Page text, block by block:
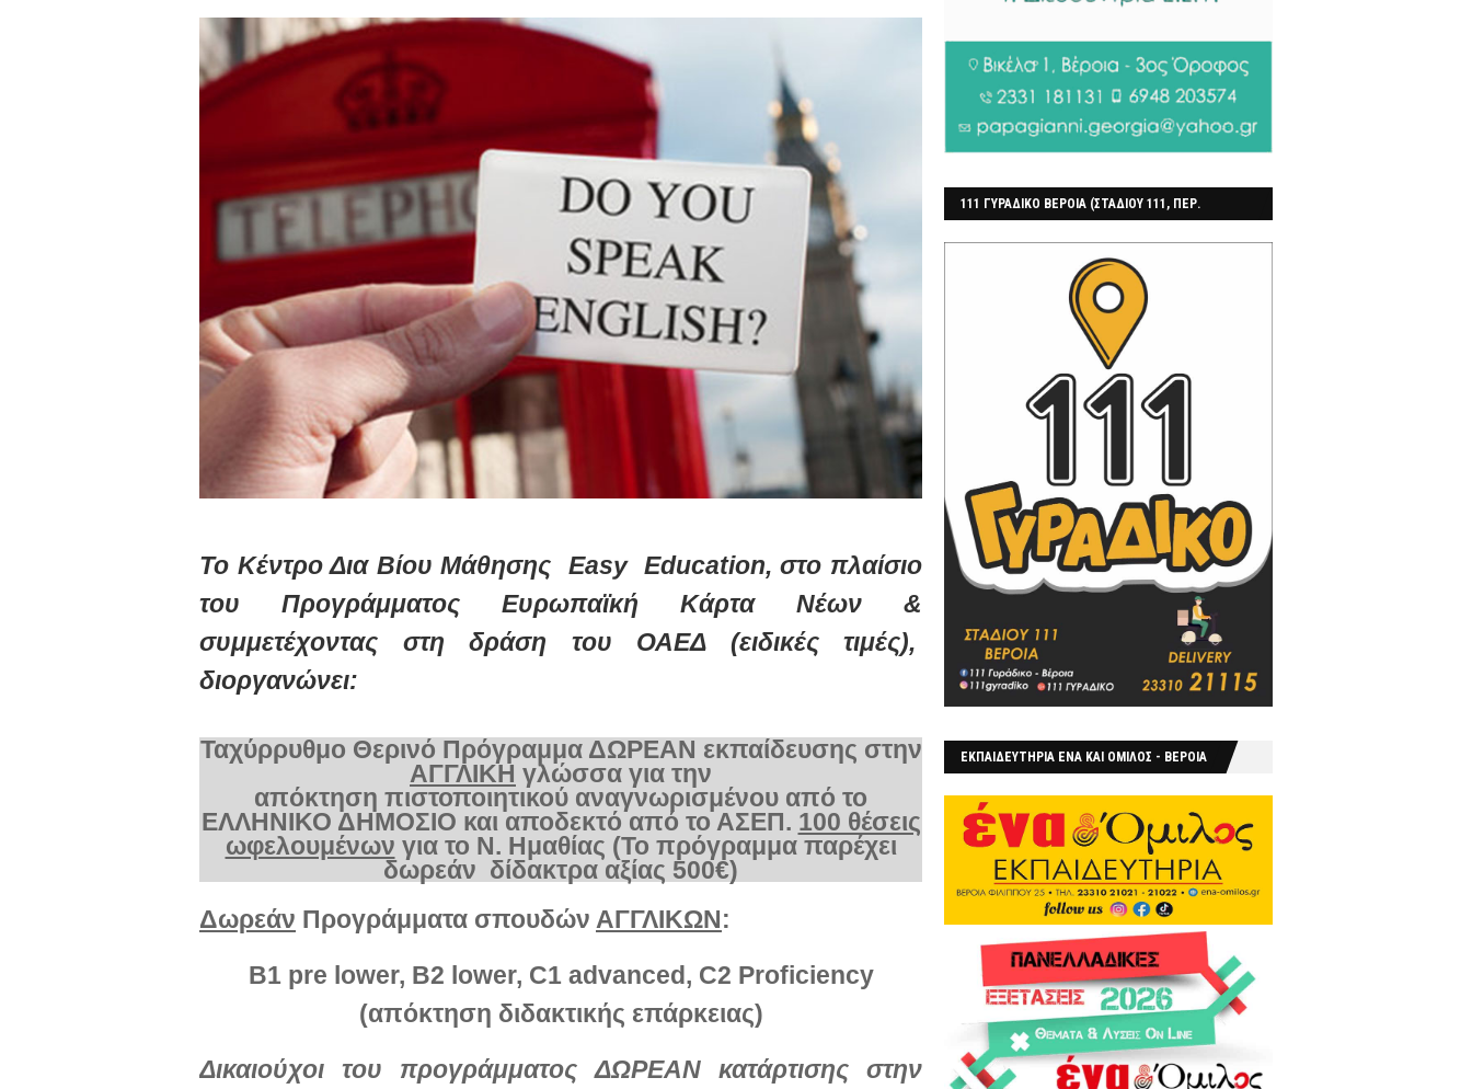
Το Κέντρο Δια Βίου Μάθησης Easy Education, στο πλαίσιο
του Προγράμματος Ευρωπαϊκή Κάρτα Νέων &
συμμετέχοντας στη δράση του ΟΑΕΔ (ειδικές τιμές),
διοργανώνει:
Ταχύρρυθμο Θερινό Πρόγραμμα ΔΩΡΕΑΝ εκπαίδευσης στην
ΑΓΓΛΙΚΗ γλώσσα για την
απόκτηση πιστοποιητικού αναγνωρισμένου από το
ΕΛΛΗΝΙΚΟ ΔΗΜΟΣΙΟ και αποδεκτό από το ΑΣΕΠ. 100 θέσεις
ωφελουμένων για το Ν. Ημαθίας (Το πρόγραμμα παρέχει
δωρεάν δίδακτρα αξίας 500€)
Δωρεάν Προγράμματα σπουδών ΑΓΓΛΙΚΩΝ:
Β1 pre lower, B2 lower, C1 advanced, C2 Proficiency
(απόκτηση διδακτικής επάρκειας)
Δικαιούχοι του προγράμματος ΔΩΡΕΑΝ κατάρτισης στην
111 ΓΥΡΑΔΙΚΟ ΒΕΡΟΙΑ (ΣΤΑΔΙΟΥ 111, ΠΕΡ.
ΕΚΠΑΙΔΕΥΤΗΡΙΑ ΕΝΑ ΚΑΙ ΟΜΙΛΟΣ - ΒΕΡΟΙΑ